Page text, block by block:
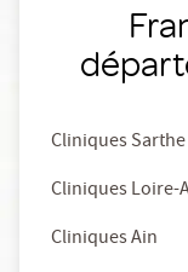
Cliniques Sarthe
Cliniques Loire-
Cliniques Ain